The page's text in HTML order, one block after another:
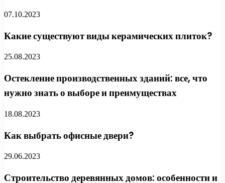
07.10.2023
Какие существуют виды керамических плиток?
25.08.2023
Остекление производственных зданий: все, что
нужно знать о выборе и преимуществах
18.08.2023
Как выбрать офисные двери?
29.06.2023
Строительство деревянных домов: особенности и